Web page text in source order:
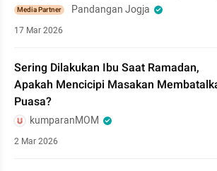
Media Partner Pandangan Jogja
17 Mar 2026
Sering Dilakukan Ibu Saat Ramadan,
Apakah Mencicipi Masakan
Puasa?
kumparanMOM
2 Mar 2026